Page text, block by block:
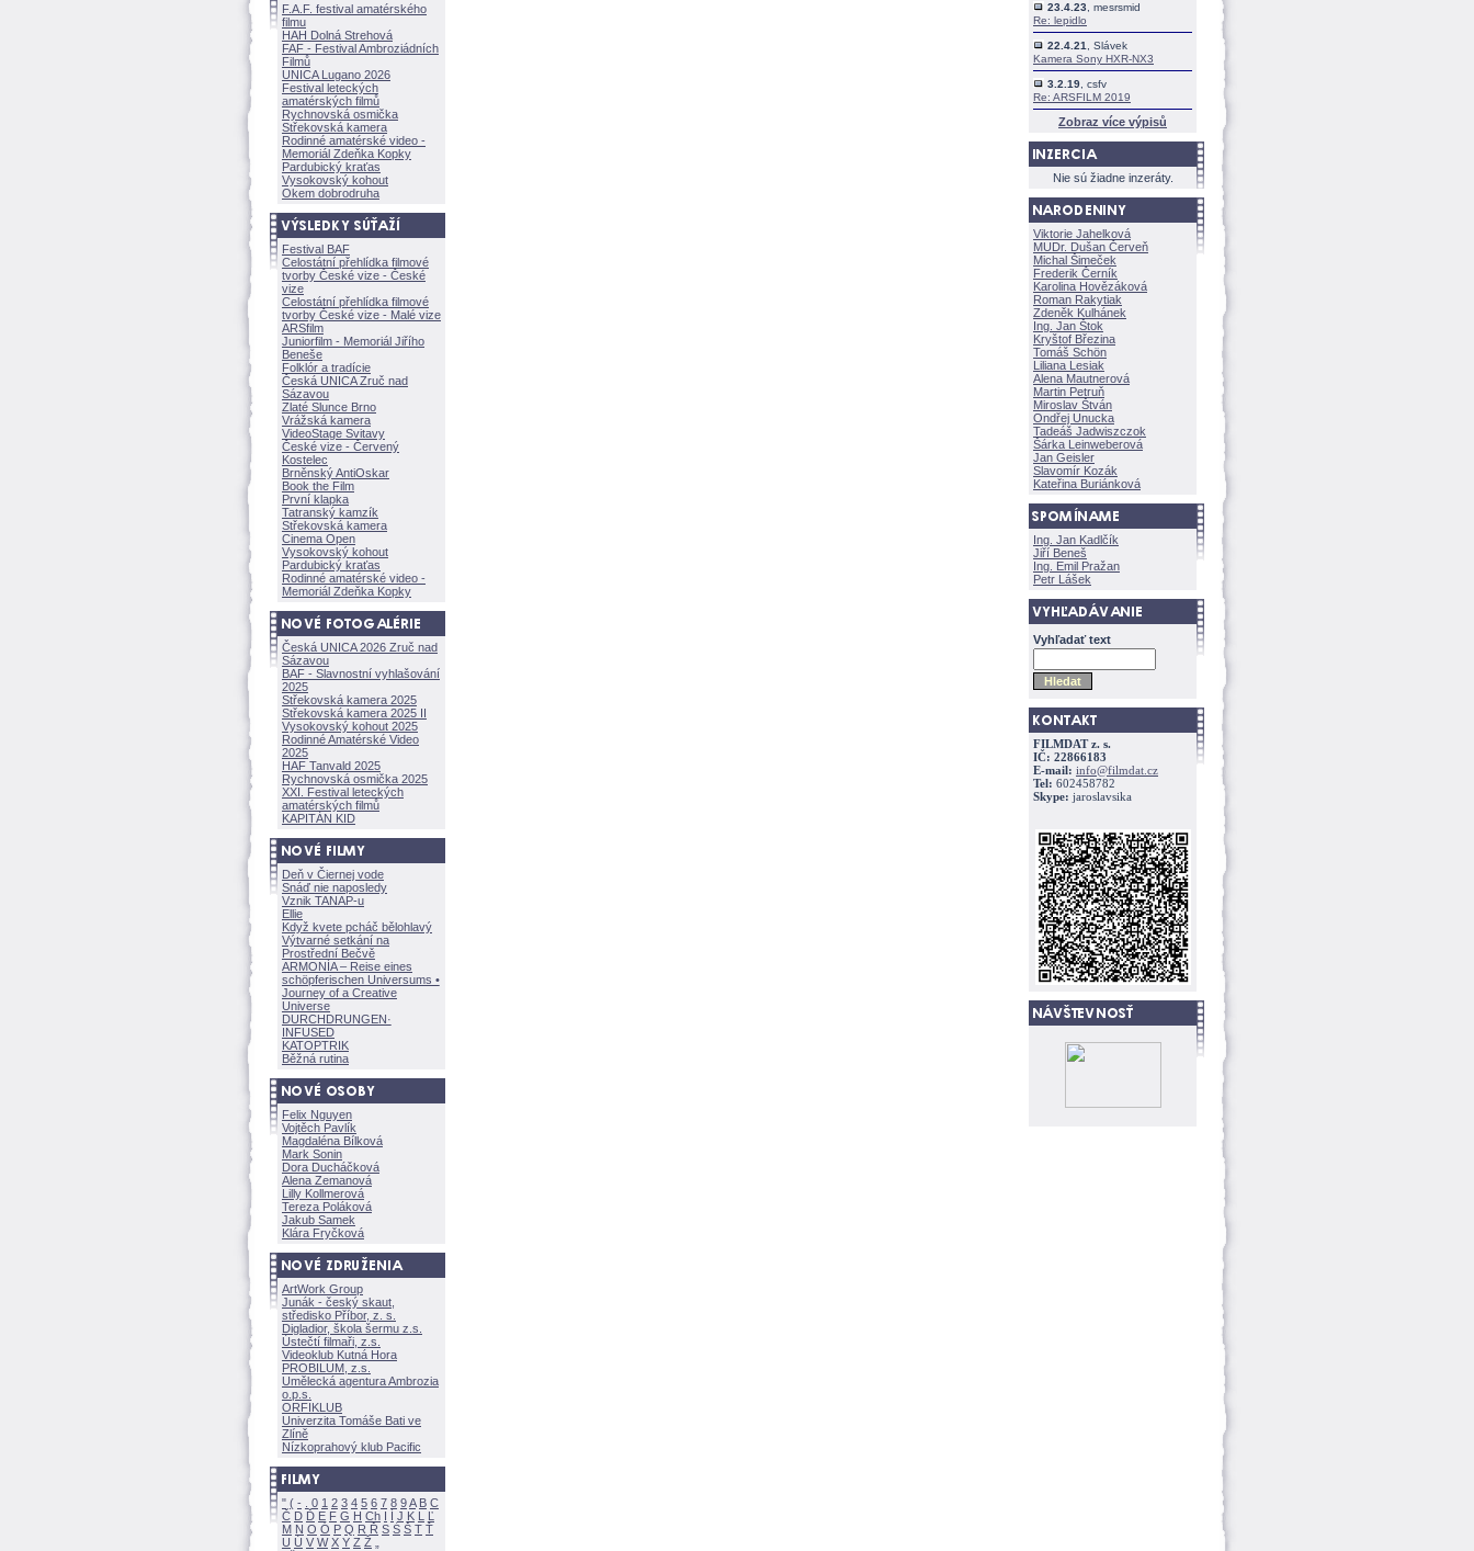
F.A.F. festival amatérského
filmu
HAH Dolná Strehov
FAF - Festival Ambroziádních
Filmů
UNICA Lugano 2026
Festival leteckých
amatérských filmů
Rychnovská osmička
Střekovská kamera
Rodinné amatérské video -
Memoriál Zdeňka Kopky
Pardubický kraťas
Vysokovský kohout
Okem dobrodruha
Festival BAF
Celostátní přehlídka filmové
tvorby České vize - České
vize
Celostátní přehlídka filmové
tvorby České vize - Malé vize
ARSfilm
Juniorfilm - Memoriál Jiřího
Beneše
Folklór a tradície
Česká UNICA Zruč nad
Sázavou
Zlaté Slunce Brno
Vrážská kamera
VideoStage Svitavy
České vize - Červený
Kostelec
Brněnský AntiOskar
Book the Film
První klapka
Tatranský kamzík
Střekovská kamera
Cinema Open
Vysokovský kohout
Pardubický kraťas
Rodinné amatérské video -
Memoriál Zdeňka Kopky
Česká UNICA 2026 Zruč nad
Sázavou
BAF - Slavnostní vyhlašování
2025
Střekovská kamera 2025
Střekovská kamera 2025 II
Vysokovský kohout 2025
Rodinné Amatérské Video
2025
HAF Tanvald 2025
Rychnovská osmička 2025
XXI. Festival leteckých
amatérských filmů
KAPITÁN KID
Deň v Čiernej vode
Snáď nie naposledy
Vznik TANAP-u
Ellie
Když kvete pcháč bělohlavý
Výtvarné setkání na
Prostřední Bečvě
ARMONÍA – Reise eines
schöpferischen Universums •
Journey of a Creative
Universe
DURCHDRUNGEN·
INFUSED
KATOPTRIK
Běžná rutina
Felix Nguyen
Vojtěch Pavlík
Magdaléna Bílkov
Mark Sonin
Dora Ducháčkov
Alena Zemanov
Lilly Kollmerov
Tereza Polákov
Jakub Samek
Klára Fryčkov
ArtWork Group
Junák - český skaut,
středisko Příbor, z. s.
Digladior, škola šermu z.s.
Ústečtí filmaři, z.s.
Videoklub Kutná Hora
PROBILUM, z.s.
Umělecká agentura Ambrozia
o.p.s.
ORFIKLUB
Univerzita Tomáše Bati ve
Zlíně
Nízkoprahový klub Pacific
" ( - 0 1 2 3 4 5 6 7 8 9A B C
Č D Ď E F G H Ch I Í J K L
Ľ
M N O Ó P Q R Ř S Ś T Ť
U Ú V W X Y Z
23.4.23 , mesrsmid
Re: lepidlo
22.4.21
, Slávek
Kamera Sony HXR-NX3
3.2.19 , csfv
Re: ARSFILM 2019
Zobraz více výpisů
Nie sú žiadne inzeráty.
Viktorie Jahelkov
MUDr. Dušan Červeň
Michal Šimeček
Frederik Černík
Karolina Hovězákov
Roman Rakytiak
Zdeněk Kulhánek
Ing. Jan Štok
Kryštof Březina
Tomáš Schön
Liliana Lesiak
Alena Mautnerov
Martin Petruň
Miroslav Štván
Ondřej Unucka
Tadeáš Jadwiszczok
rka Leinweberov
Jan Geisler
Slavomír Kozák
Kateřina Buriánkov
Ing. Jan Kadlčík
Jiří Bene
Ing. Emil Pražan
Petr Lášek
Vyhľadať text
FILMDAT z. s.
IČ: 22866183
E-mail: info@filmdat.cz
Tel: 602458782
Skype: jaroslavsika